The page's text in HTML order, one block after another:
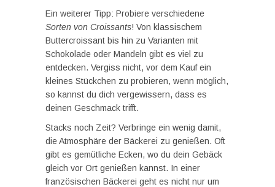
Ein weiterer Tipp: Probiere verschiedene
Sorten von Croissants! Von klassischem
Buttercroissant bis hin zu Varianten mit
Schokolade oder Mandeln gibt es viel zu
entdecken. Vergiss nicht, vor dem Kauf ein
kleines Stückchen zu probieren, wenn möglich,
so kannst du dich vergewissern, dass es
deinen Geschmack trifft.
Stacks noch Zeit? Verbringe ein wenig damit,
die Atmosphäre der Bäckerei zu genießen. Oft
gibt es gemütliche Ecken, wo du dein Gebäck
gleich vor Ort genießen kannst. In einer
französischen Bäckerei geht es nicht nur um